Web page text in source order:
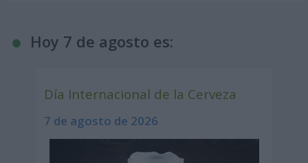
Hoy 7 de agosto es:
Día Internacional de la Cerveza
7 de agosto de 2026